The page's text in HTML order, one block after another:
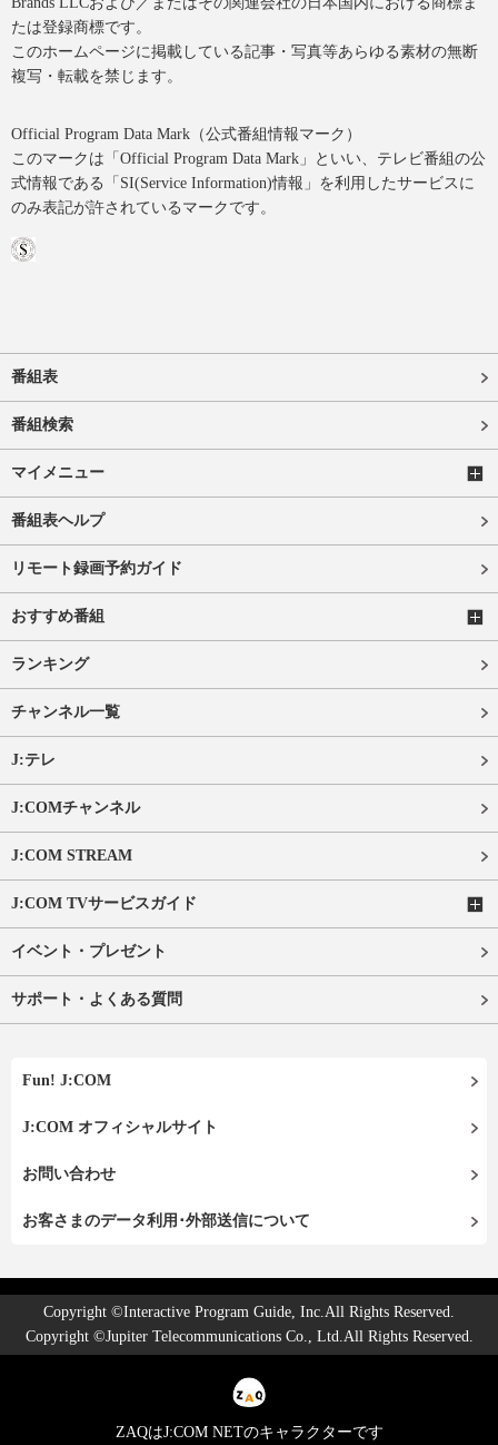
たは登録商標です。
このホームページに掲載している記事・写真等あらゆる素材の無断
複写・転載を禁じます。
Official Program Data Mark（公式番組情報マーク）
このマークは「Official Program Data Mark」といい、テレビ番組の公
式情報である「SI(Service Information)情報」を利用したサービスに
のみ表記が許されているマークです。
番組表
番組検索
マイメニュー
番組表ヘルプ
リモート録画予約ガイド
おすすめ番組
ランキング
チャンネル一覧
J:テレ
J:COMチャンネル
J:COM STREAM
J:COM TVサービスガイド
イベント・プレゼント
サポート・よくある質問
Fun! J:COM
J:COM オフィシャルサイト
お問い合わせ
お客さまのデータ利用･外部送信について
Copyright ©Interactive Program Guide, Inc.All Rights Reserved.
Copyright ©Jupiter Telecommunications Co., Ltd.All Rights Reserved.
ZAQはJ:COM NETのキャラクターです